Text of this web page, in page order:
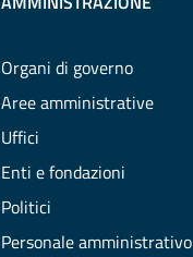
Organi di governo
Aree amministrative
Uffici
Enti e fondazioni
Politici
Personale amministrativo